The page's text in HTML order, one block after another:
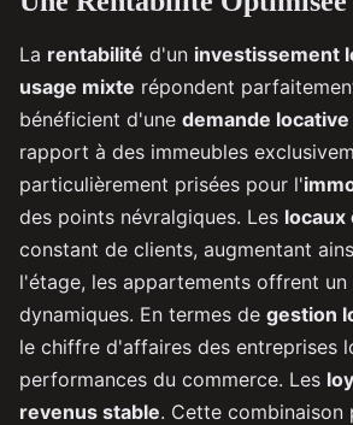
La rentabilité d'un investissement
usage mixte répondent
bénéficient d'une demande locative
rapport à des immeubles
particulièrement prisées pour l'
des points névralgiques. Les locaux
constant de clients, augmentant
l'étage, les appartements offrent
dynamiques. En termes de gestion
le chiffre d'affaires des entreprises
performances du commerce. Les
revenus stable. Cette